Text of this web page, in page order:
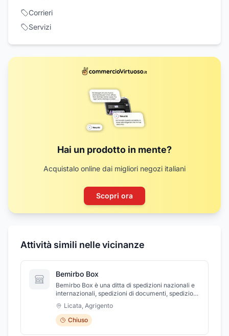
Corrieri
Servizi
Hai un prodotto in mente?
Acquistalo online dai migliori negozi italiani
Scopri ora
Attività simili nelle vicinanze
Bemirbo Box
Bemirbo Box è una ditta di spedizioni nazionali e
internazionali, spedizioni di documenti, spedizioni
in contrassegno, spedizioni nazionali è anche
centro stampa per fotocopie, fax e punto money
transfer, moneygram e western union. Bemirbo
Box si trova a Licata, in provincia di Agrigento, in
Corso Serrovira, 42/44.
Licata, Agrigento
Chiuso